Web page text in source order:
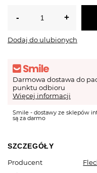
Dodaj do ulubionych
Darmowa dostawa do
punktu odbioru
Więcej informacji
Smile - dostawy ze sklepów
są za darmo
SZCZEGÓŁY
Producent